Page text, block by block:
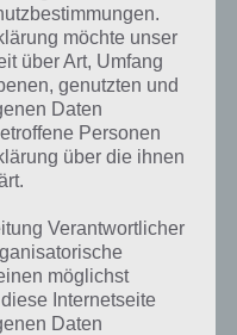
zur Lösung
am 28.7.2020 in 4 Bilder 1
eigentlich und was gibt es
Kroatien? Zu bestimmten
immer eine kurze
und zumindest teilweise
überlassen wird. Dabei
verliert nach und nach
möchte unser
über Art, Umfang
genutzten und
Daten
Personen
über die ihnen
Verantwortlicher
möglichst
Internetseite
Daten